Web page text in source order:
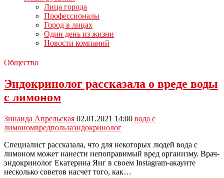
Лица города
Профессионалы
Город в лицах
Один день из жизни
Новости компаний
Общество
Эндокринолог рассказала о вреде воды
с лимоном
Зинаида Апрельская 02.01.2021 14:00 вода с
лимономвредпользаэндокринолог
Специалист рассказала, что для некоторых людей вода с
лимоном может нанести непоправимый вред организму. Врач-
эндокринолог Екатерина Янг в своем Instagram-акаунте
несколько советов насчет того, как…